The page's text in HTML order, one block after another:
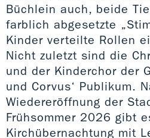
Büchlein auch, beide
farblich abgesetzte
Kinder verteilte Rollen
Nicht zuletzt sind die
und der Kinderchor der
und Corvus‘ Publikum.
Wiedereröffnung der
Frühsommer 2026 gibt
Kirchübernachtung mit